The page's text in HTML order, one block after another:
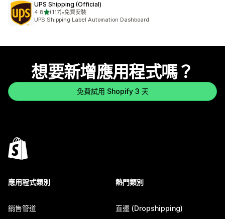
UPS Shipping (Official)
4.8滿分 5 顆星
(117)
共有 117 則評價
•免費安裝
UPS Shipping Label Automation Dashboard
想要新增應用程式嗎？
免費試用 Shopify 3 天
應用程式類別
銷售管道
熱門類別
直運 (Dropshipping)